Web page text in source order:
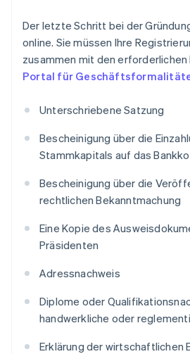
Der letzte Schritt bei der
online. Sie müssen Ihre
zusammen mit den erforderlichen
Portal für
Unterschriebene Satzung
Bescheinigung über die
Stammkapitals auf das
Bescheinigung über die
rechtlichen Bekanntmachung
Eine Kopie des
Präsidenten
Adressnachweis
Diplome oder
handwerkliche oder
Erklärung der wirtschaftlichen